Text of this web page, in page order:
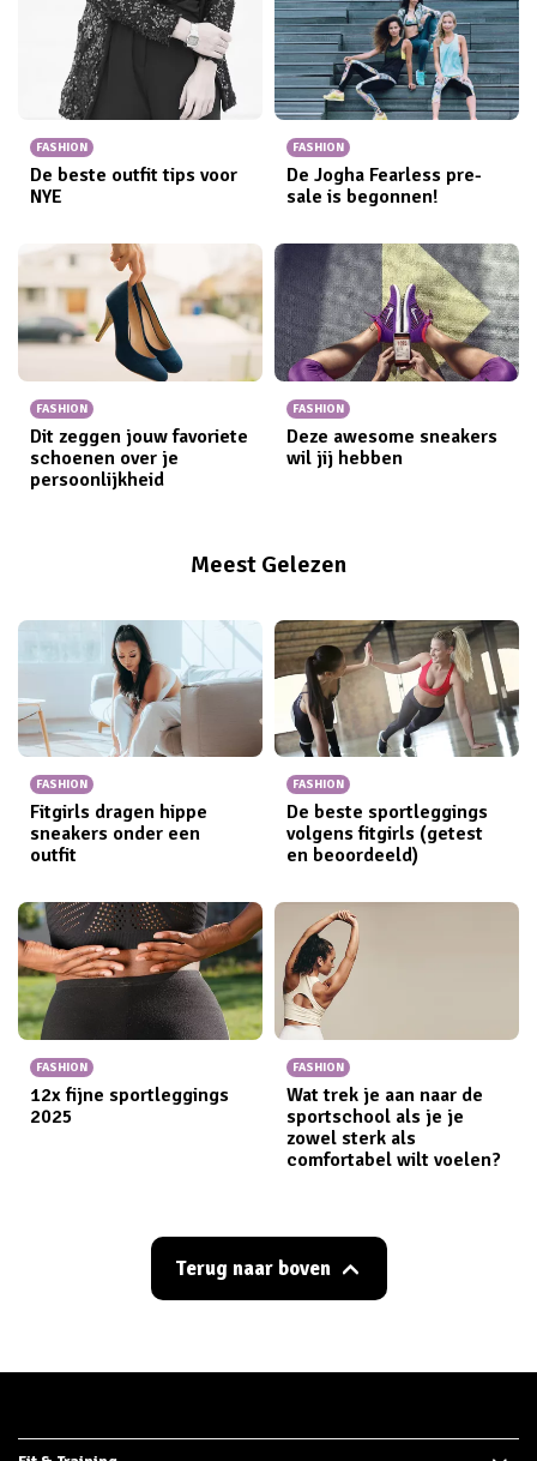
FASHION
De beste outfit tips voor
NYE
FASHION
De Jogha Fearless pre-
sale is begonnen!
FASHION
Dit zeggen jouw favoriete
schoenen over je
persoonlijkheid
FASHION
Deze awesome sneakers
wil jij hebben
Meest Gelezen
FASHION
Fitgirls dragen hippe
sneakers onder een
outfit
FASHION
De beste sportleggings
volgens fitgirls (getest
en beoordeeld)
FASHION
12x fijne sportleggings​
2025
FASHION
Wat trek je aan naar de
sportschool als je je
zowel sterk als
comfortabel wilt voelen?
Terug naar boven